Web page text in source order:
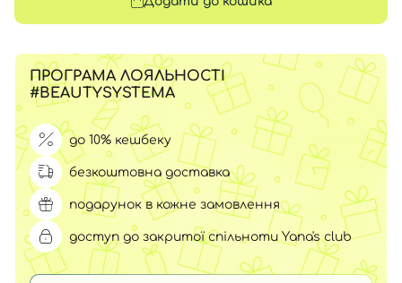
ПРОГРАМА ЛОЯЛЬНОСТІ
#BEAUTYSYSTEMA
до 10% кешбеку
безкоштовна доставка
подарунок в кожне замовлення
доступ до закритої спільноти Yana's club